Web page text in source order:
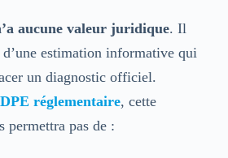
aucune valeur juridique. Il
d’une estimation informative qui
un diagnostic officiel.
DPE réglementaire, cette
permettra pas de :